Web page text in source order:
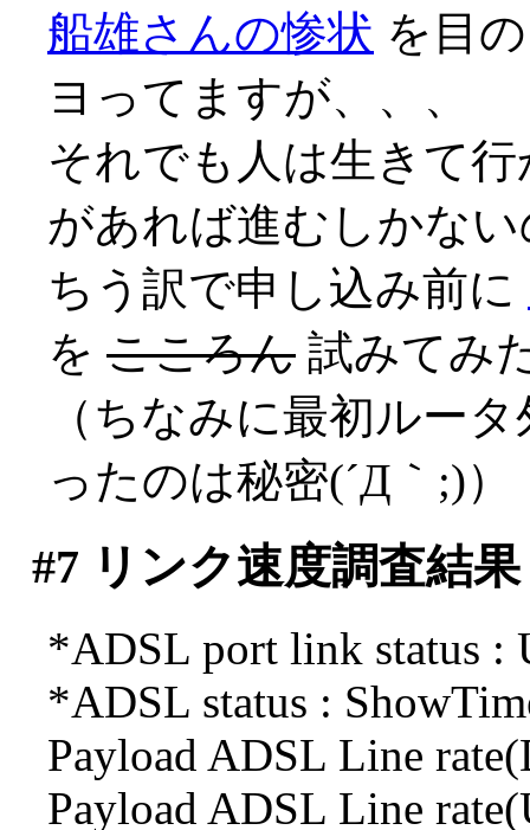
船雄さんの惨状 を目
ヨってますが、、、
それでも人は生きて
があれば進むしかな
ちう訳で申し込み前に
を こころん 試みてみ
（ちなみに最初ルー
ったのは秘密(´Д｀;)）
#7 リンク速度調査結果
*ADSL port link status :
*ADSL status :
Payload ADSL Line
Payload ADSL Line